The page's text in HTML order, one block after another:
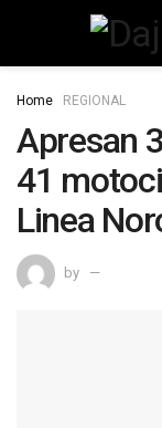
Home REGIONAL
Apresan
41
Linea
by